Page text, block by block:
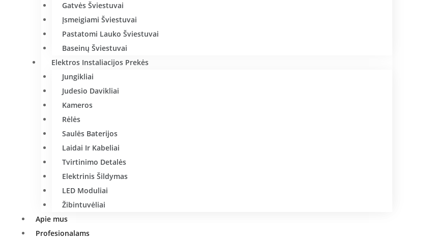
Gatvės Šviestuvai
Įsmeigiami Šviestuvai
Pastatomi Lauko Šviestuvai
Baseinų Šviestuvai
Elektros Instaliacijos Prekės
Jungikliai
Judesio Davikliai
Kameros
Rėlės
Saulės Baterijos
Laidai Ir Kabeliai
Tvirtinimo Detalės
Elektrinis Šildymas
LED Moduliai
Žibintuvėliai
Apie mus
Profesionalams